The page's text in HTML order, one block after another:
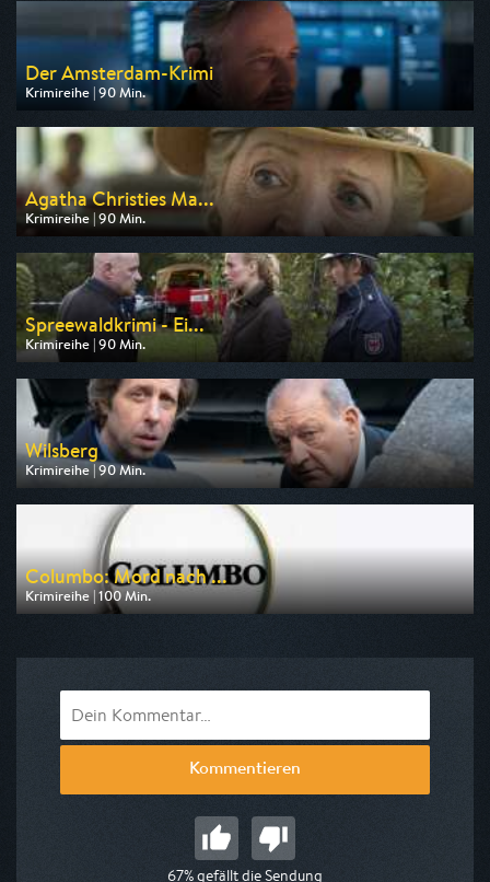
Der Amsterdam-Krimi
Krimireihe | 90 Min.
Ausgestrahlt von ARD
am 13.08.2026, 20:15
Agatha Christies Ma...
Krimireihe | 90 Min.
Ausgestrahlt von One
am 12.08.2026, 20:15
Spreewaldkrimi - Ei...
Krimireihe | 90 Min.
Ausgestrahlt von 3sat
am 16.08.2026, 20:15
Wilsberg
Krimireihe | 90 Min.
Ausgestrahlt von ZDF neo
am 12.08.2026, 20:15
Columbo: Mord nach ...
Krimireihe | 100 Min.
Ausgestrahlt von RTLup
Kommentieren
67% gefällt die Sendung